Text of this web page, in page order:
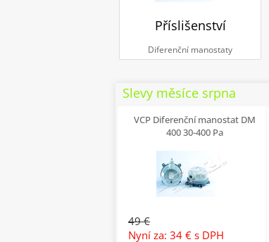
Příslišenství
Diferenční manostaty
Slevy měsíce srpna
VCP Diferenční manostat DM
400 30-400 Pa
49 €
Nyní za: 34 € s DPH